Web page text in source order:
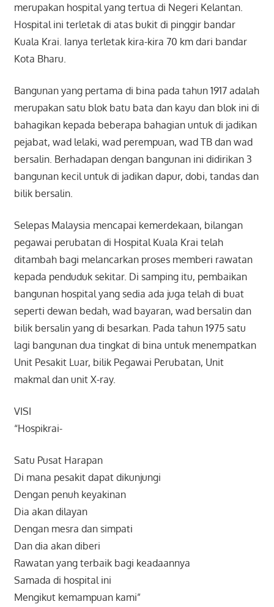
merupakan hospital yang tertua di Negeri Kelantan.
Hospital ini terletak di atas bukit di pinggir bandar
Kuala Krai. Ianya terletak kira-kira 70 km dari bandar
Kota Bharu.
Bangunan yang pertama di bina pada tahun 1917 adalah
merupakan satu blok batu bata dan kayu dan blok ini di
bahagikan kepada beberapa bahagian untuk di jadikan
pejabat, wad lelaki, wad perempuan, wad TB dan wad
bersalin. Berhadapan dengan bangunan ini didirikan 3
bangunan kecil untuk di jadikan dapur, dobi, tandas dan
bilik bersalin.
Selepas Malaysia mencapai kemerdekaan, bilangan
pegawai perubatan di Hospital Kuala Krai telah
ditambah bagi melancarkan proses memberi rawatan
kepada penduduk sekitar. Di samping itu, pembaikan
bangunan hospital yang sedia ada juga telah di buat
seperti dewan bedah, wad bayaran, wad bersalin dan
bilik bersalin yang di besarkan. Pada tahun 1975 satu
lagi bangunan dua tingkat di bina untuk menempatkan
Unit Pesakit Luar, bilik Pegawai Perubatan, Unit
makmal dan unit X-ray.
VISI
“Hospikrai-
Satu Pusat Harapan
Di mana pesakit dapat dikunjungi
Dengan penuh keyakinan
Dia akan dilayan
Dengan mesra dan simpati
Dan dia akan diberi
Rawatan yang terbaik bagi keadaannya
Samada di hospital ini
Mengikut kemampuan kami”